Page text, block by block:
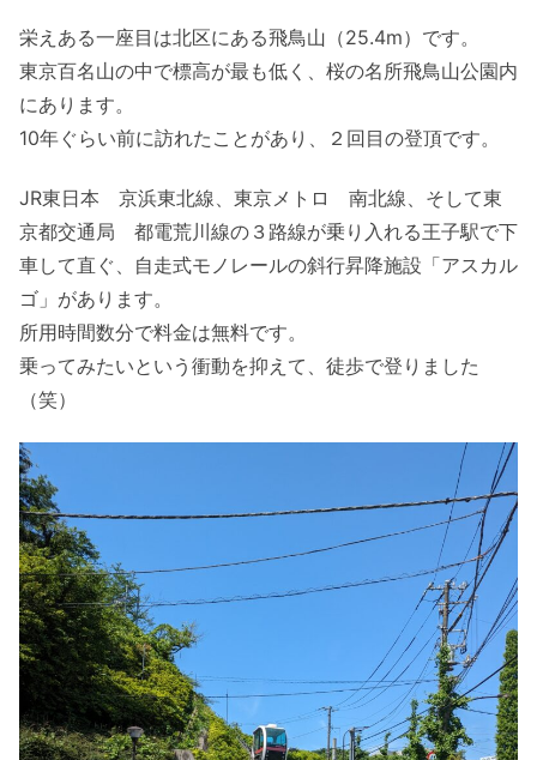
栄えある一座目は北区にある飛鳥山（25.4m）です。
東京百名山の中で標高が最も低く、桜の名所飛鳥山公園内
にあります。
10年ぐらい前に訪れたことがあり、２回目の登頂です。
JR東日本 京浜東北線、東京メトロ 南北線、そして東
京都交通局 都電荒川線の３路線が乗り入れる王子駅で下
車して直ぐ、自走式モノレールの斜行昇降施設「アスカル
ゴ」があります。
所用時間数分で料金は無料です。
乗ってみたいという衝動を抑えて、徒歩で登りました
（笑）